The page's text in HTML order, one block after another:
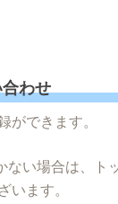
わせ
ができます。
ない場合は、ト
います。